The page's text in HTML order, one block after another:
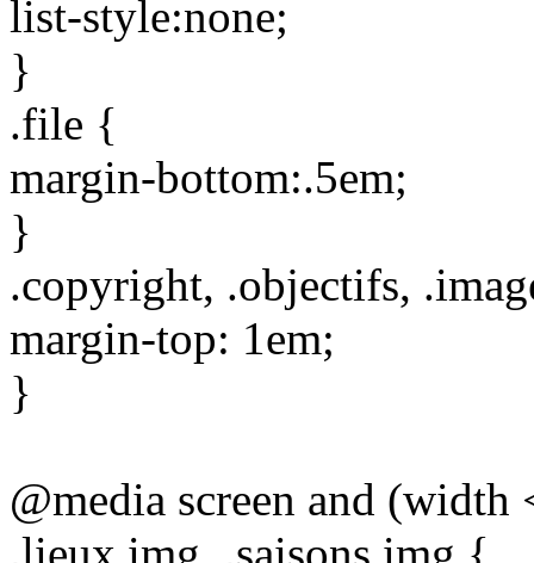
list-style:none;
}
.file {
margin-bottom:.5em;
}
.copyright, .objectifs,
margin-top: 1em;
}
@media screen and